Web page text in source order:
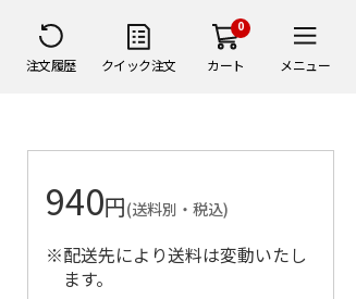
注文履歴 クイック注文
0
カート メニュー
940円(送料別・税込)
※配送先により送料は変動いたし
ます。